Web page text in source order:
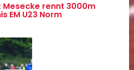
Mesecke rennt 3000m
EM U23 Norm